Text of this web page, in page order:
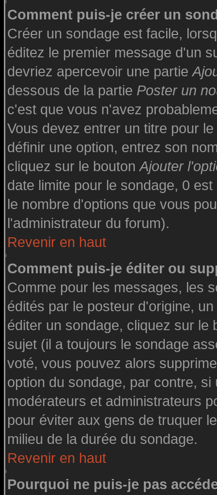
Comment puis-je créer un
Créer un sondage est facile,
éditez le premier message d'un
devriez apercevoir une partie
dessous de la partie Poster un
c'est que vous n'avez
Vous devez entrer un titre pour
définir une option, entrez son
cliquez sur le boutonAjouter
date limite pour le sondage, 0
le nombre d'options que vous
l'administrateur du forum).
Revenir en haut
Comment puis-je éditer ou
Comme pour les messages, les
édités par le posteur d'origine,
éditer un sondage, cliquez sur le
sujet (il a toujours le sondage
voté, vous pouvez alors
option du sondage, par contre,
modérateurs et administrateurs
pour éviter aux gens de truquer
milieu de la durée du sondage.
Revenir en haut
Pourquoi ne puis-je pas